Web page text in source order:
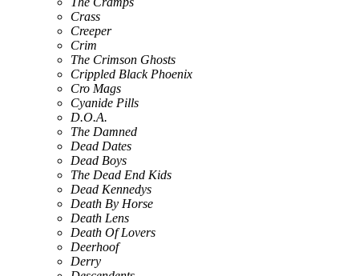
Crass
Creeper
Crim
The Crimson Ghosts
Crippled Black Phoenix
Cro Mags
Cyanide Pills
D.O.A.
The Damned
Dead Dates
Dead Boys
The Dead End Kids
Dead Kennedys
Death By Horse
Death Lens
Death Of Lovers
Deerhoof
Derry